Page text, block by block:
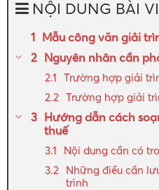
NỘI DUNG BÀI
Mẫu công văn giải
Nguyên nhân cần
Trường hợp giải
Trường hợp giải
Hướng dẫn cách
thuế
Nội dung cần có
Những điều cần
trình